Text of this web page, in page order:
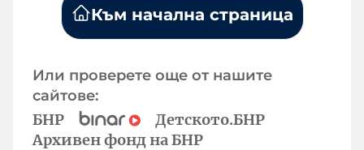
Към начална страница
Или проверете още от нашите
сайтове:
БНР
Детското.БНР
Архивен фонд на БНР